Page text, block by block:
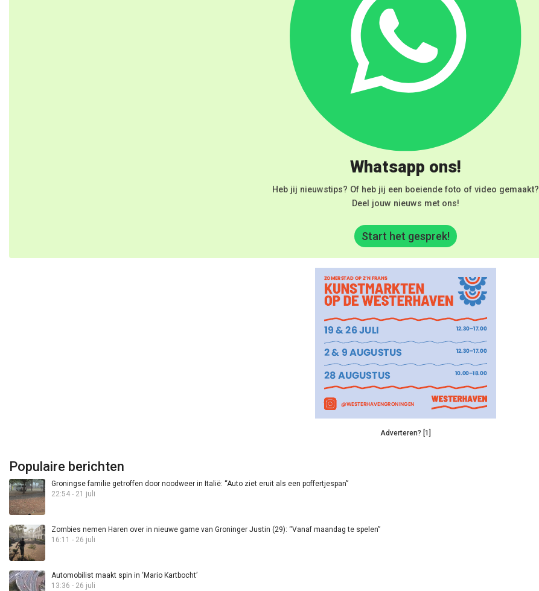
Whatsapp ons!
Heb jij nieuwstips? Of heb jij een boeiende foto of video gemaakt?
Deel jouw nieuws met ons!
Start het gesprek!
Adverteren? [1]
Populaire berichten
Groningse familie getroffen door noodweer in Italië: “Auto ziet eruit als een poffertjespan”
22:54 - 21 juli
Zombies nemen Haren over in nieuwe game van Groninger Justin (29): “Vanaf maandag te spelen”
16:11 - 26 juli
Automobilist maakt spin in ‘Mario Kartbocht’
13:36 - 26 juli